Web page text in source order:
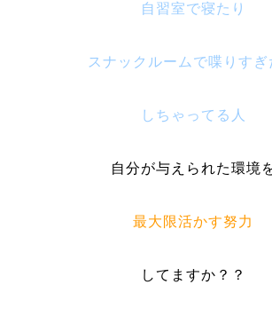
自習室で寝たり
スナックルームで喋りすぎ
しちゃってる人
自分が与えられた環境
最大限活かす努力
してますか？？